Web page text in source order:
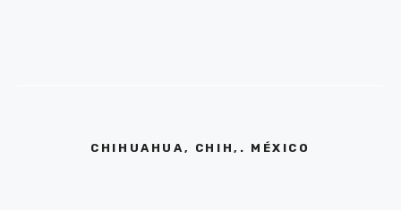
CHIHUAHUA, CHIH,. MÉXICO